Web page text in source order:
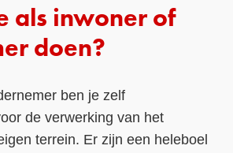
als inwoner of
doen?
ben je zelf
de verwerking van het
terrein. Er zijn een heleboel